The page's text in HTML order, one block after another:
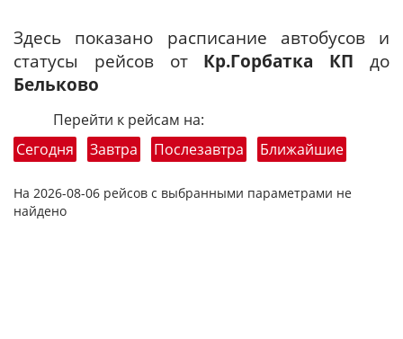
Здесь показано расписание автобусов и
статусы рейсов от Кр.Горбатка КП до
Бельково
Перейти к рейсам на:
Сегодня
Завтра Послезавтра Ближайшие
На 2026-08-06 рейсов с выбранными параметрами не
найдено